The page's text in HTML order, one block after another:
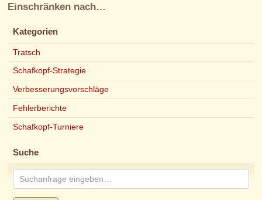
Einschränken nach…
Kategorien
Tratsch
Schafkopf-Strategie
Verbesserungsvorschläge
Fehlerberichte
Schafkopf-Turniere
Suche